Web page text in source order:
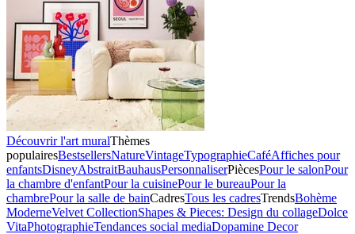
Découvrir l'art muralThèmes
populairesBestsellersNatureVintageTypographieCaféAffiches pour
enfantsDisneyAbstraitBauhausPersonnaliserPiècesPour le salonPour
la chambre d'enfantPour la cuisinePour le bureauPour la
chambrePour la salle de bainCadresTous les cadresTrendsBohème
ModerneVelvet CollectionShapes & Pieces: Design du collageDolce
VitaPhotographieTendances social mediaDopamine Decor